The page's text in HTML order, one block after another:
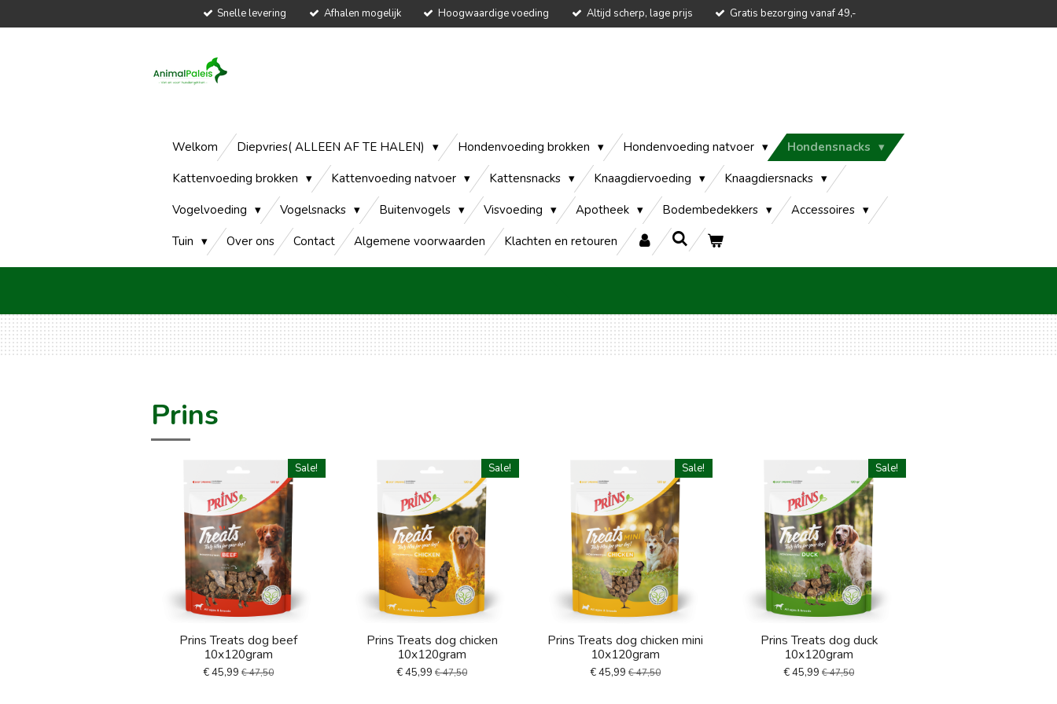
Snelle levering Afhalen mogelijk Hoogwaardige voeding Altijd scherp, lage prijs Gratis bezorging vanaf 49,-
Welkom Diepvries( ALLEEN AF TE HALEN) Hondenvoeding brokken Hondenvoeding natvoer
Hondensnacks
Kattenvoeding brokken
Kattenvoeding natvoer Kattensnacks Knaagdiervoeding
Knaagdiersnacks
Vogelvoeding
Vogelsnacks Buitenvogels Visvoeding Apotheek Bodembedekkers
Accessoires
Tuin
Over ons Contact Algemene voorwaarden Klachten en retouren
Prins
Sale!
Prins Treats dog beef
10x120gram
€ 45,99 € 47,50
Sale!
Prins Treats dog chicken
10x120gram
€ 45,99 € 47,50
Sale!
Prins Treats dog chicken mini
10x120gram
€ 45,99 € 47,50
Sale!
Prins Treats dog duck
10x120gram
€ 45,99 € 47,50